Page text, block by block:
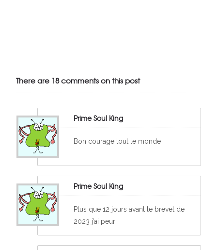
There are 18 comments on this post
Prime Soul King
Bon courage tout le monde
Prime Soul King
Plus que 12 jours avant le brevet de
2023 j’ai peur